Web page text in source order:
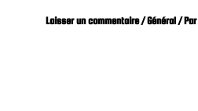
Laisser un commentaire /Général/ Par